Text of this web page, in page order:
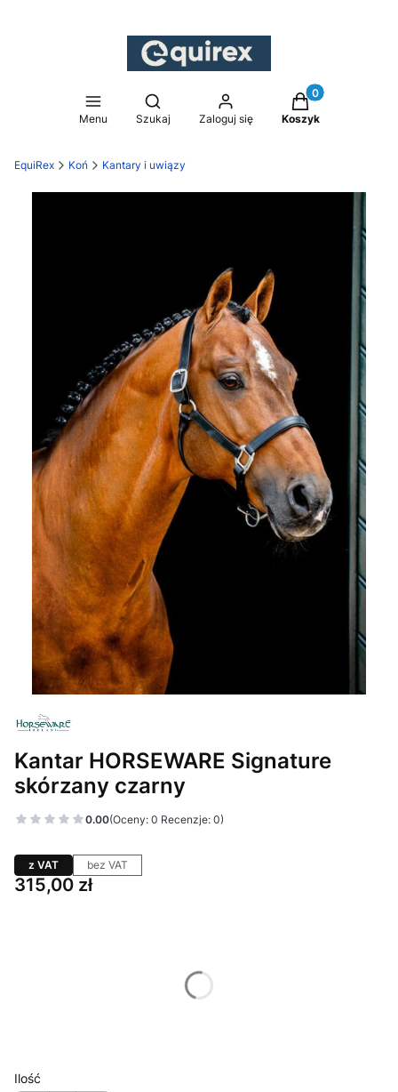
Menu
Otwórz wyszukiwarkę
Szukaj Zaloguj się
Produkty w
Koszyk
EquiRex Koń Kantary i uwiązy
Kantar HORSEWARE Signature
skórzany czarny
0.00(Oceny: 0 Recenzje: 0)
z VAT bez VAT
Cena
315,00 zł
Ilość